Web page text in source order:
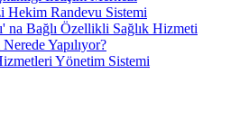
Hekim Randevu Sistemi
na Bağlı Özellikli Sağlık Hizmeti
Yapılıyor?
Yönetim Sistemi